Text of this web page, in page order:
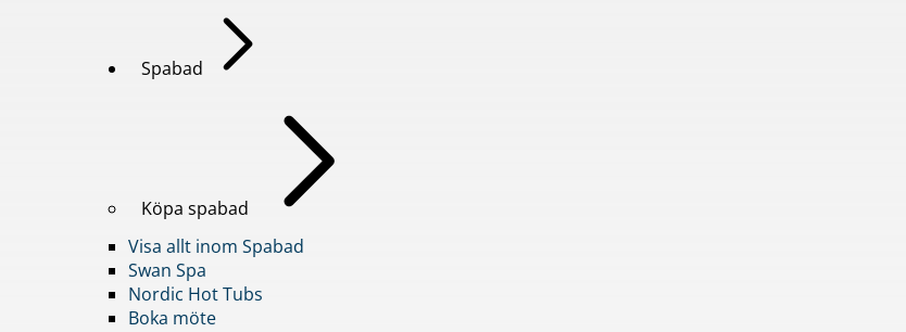
Spabad
Köpa spabad
Visa allt inom Spabad
Swan Spa
Nordic Hot Tubs
Boka möte